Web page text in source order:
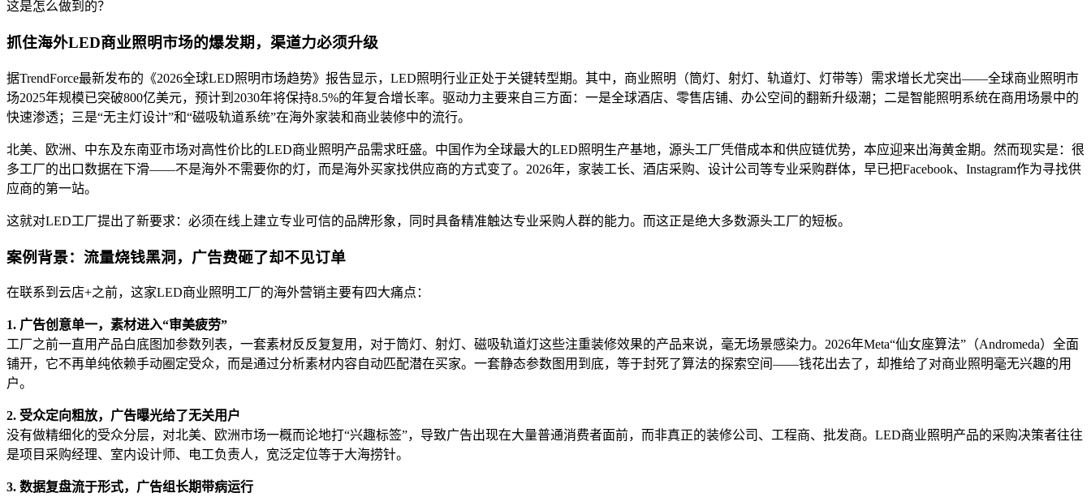
这是怎么做到的？
抓住海外LED商业照明市场的爆发期，渠道力必须升级
据TrendForce最新发布的《2026全球LED照明市场趋势》报告显示，LED照明行业正处于关键转型期。其中，商业照明（筒灯、射灯、轨道灯、灯带等）需求增长尤突出——全球商业照明市
场2025年规模已突破800亿美元，预计到2030年将保持8.5%的年复合增长率。驱动力主要来自三方面：一是全球酒店、零售店铺、办公空间的翻新升级潮；二是智能照明系统在商用场景中的
快速渗透；三是“无主灯设计”和“磁吸轨道系统”在海外家装和商业装修中的流行。
北美、欧洲、中东及东南亚市场对高性价比的LED商业照明产品需求旺盛。中国作为全球最大的LED照明生产基地，源头工厂凭借成本和供应链优势，本应迎来出海黄金期。然而现实是：很
多工厂的出口数据在下滑——不是海外不需要你的灯，而是海外买家找供应商的方式变了。2026年，家装工长、酒店采购、设计公司等专业采购群体，早已把Facebook、Instagram作为寻找供
应商的第一站。
这就对LED工厂提出了新要求：必须在线上建立专业可信的品牌形象，同时具备精准触达专业采购人群的能力。而这正是绝大多数源头工厂的短板。
案例背景：流量烧钱黑洞，广告费砸了却不见订单
在联系到云店+之前，这家LED商业照明工厂的海外营销主要有四大痛点：
1. 广告创意单一，素材进入“审美疲劳”
工厂之前一直用产品白底图加参数列表，一套素材反反复复用，对于筒灯、射灯、磁吸轨道灯这些注重装修效果的产品来说，毫无场景感染力。2026年Meta“仙女座算法”（Andromeda）全面
铺开，它不再单纯依赖手动圈定受众，而是通过分析素材内容自动匹配潜在买家。一套静态参数图用到底，等于封死了算法的探索空间——钱花出去了，却推给了对商业照明毫无兴趣的用
户。
2. 受众定向粗放，广告曝光给了无关用户
没有做精细化的受众分层，对北美、欧洲市场一概而论地打“兴趣标签”，导致广告出现在大量普通消费者面前，而非真正的装修公司、工程商、批发商。LED商业照明产品的采购决策者往往
是项目采购经理、室内设计师、电工负责人，宽泛定位等于大海捞针。
3. 数据复盘流于形式，广告组长期带病运行